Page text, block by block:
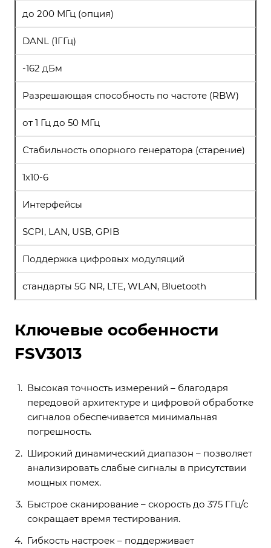
до 200 МГц (опция)
DANL (1ГГц)
-162 дБм
Разрешающая способность по частоте (RBW)
от 1 Гц до 50 МГц
Стабильность опорного генератора (старение)
1х10-6
Интерфейсы
SCPI, LAN, USB, GPIB
Поддержка цифровых модуляций
стандарты 5G NR, LTE, WLAN, Bluetooth
Ключевые особенности
FSV3013
Высокая точность измерений – благодаря
передовой архитектуре и цифровой обработке
сигналов обеспечивается минимальная
погрешность.
Широкий динамический диапазон – позволяет
анализировать слабые сигналы в присутствии
мощных помех.
Быстрое сканирование – скорость до 375 ГГц/с
сокращает время тестирования.
Гибкость настроек – поддерживает